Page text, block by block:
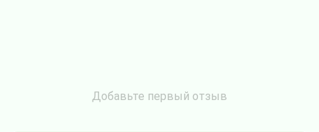
Добавьте первый отзыв